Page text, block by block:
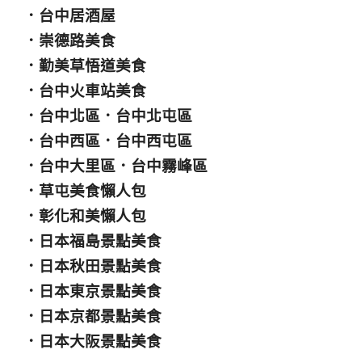
． 台中居酒屋
． 崇德路美食
．勤美草悟道美食
． 台中火車站美食
． 台中北區 ． 台中北屯區
． 台中西區 ． 台中西屯區
． 台中大里區 ． 台中霧峰區
． 草屯美食懶人包
．彰化和美懶人包
． 日本福島景點美食
． 日本秋田景點美食
． 日本東京景點美食
． 日本京都景點美食
． 日本大阪景點美食